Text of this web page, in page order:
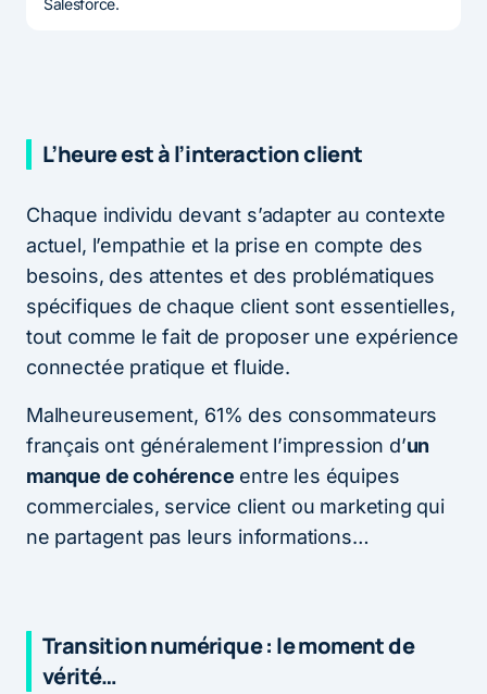
Salesforce.
L’heure est à l’interaction client
Chaque individu devant s’adapter au contexte
actuel, l’empathie et la prise en compte des
besoins, des attentes et des problématiques
spécifiques de chaque client sont essentielles,
tout comme le fait de proposer une expérience
connectée pratique et fluide.
Malheureusement, 61% des consommateurs
français ont généralement l’impression d’un
manque de cohérence entre les équipes
commerciales, service client ou marketing qui
ne partagent pas leurs informations…
Transition numérique : le moment de
vérité…